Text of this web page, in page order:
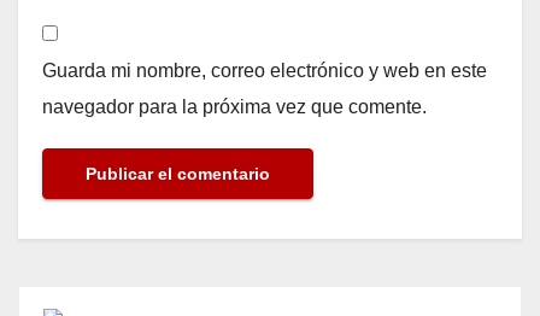
Guarda mi nombre, correo electrónico y web en este
navegador para la próxima vez que comente.